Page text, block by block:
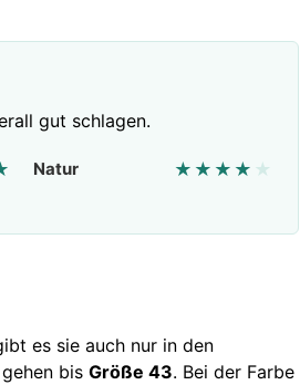
gut schlagen.
Natur ★★★★ ★
es sie auch nur in den
bis Größe 43. Bei der Farbe